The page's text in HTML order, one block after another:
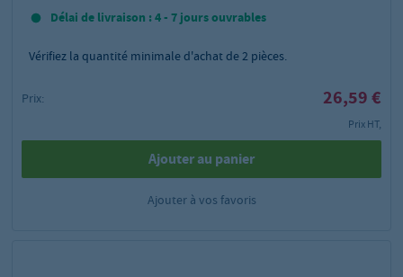
Délai de livraison : 4 - 7 jours ouvrables
Vérifiez la quantité minimale d'achat de2 pièces.
Prix: 26,59 €
Prix HT,
Ajouter au panier
Ajouter à vos favoris